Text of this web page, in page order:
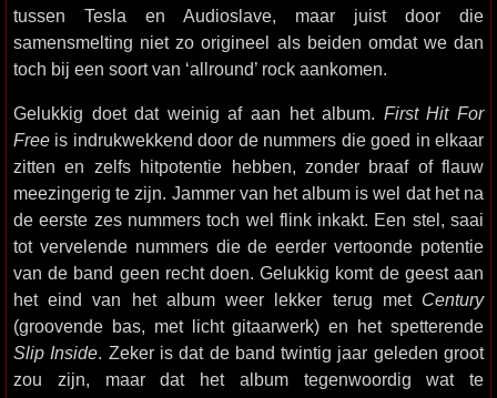
tussen Tesla en Audioslave, maar juist door die
samensmelting niet zo origineel als beiden omdat we dan
toch bij een soort van ‘allround’ rock aankomen.
Gelukkig doet dat weinig af aan het album. First Hit For
Free is indrukwekkend door de nummers die goed in elkaar
zitten en zelfs hitpotentie hebben, zonder braaf of flauw
meezingerig te zijn. Jammer van het album is wel dat het na
de eerste zes nummers toch wel flink inkakt. Een stel, saai
tot vervelende nummers die de eerder vertoonde potentie
van de band geen recht doen. Gelukkig komt de geest aan
het eind van het album weer lekker terug met Century
(groovende bas, met licht gitaarwerk) en het spetterende
Slip Inside. Zeker is dat de band twintig jaar geleden groot
zou zijn, maar dat het album tegenwoordig wat te